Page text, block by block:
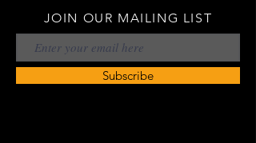
JOIN OUR MAILING LIST
Subscribe